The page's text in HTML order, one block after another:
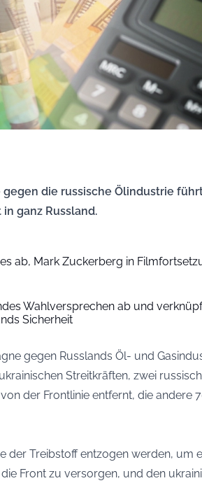
die russische Ölindustrie
ganz Russland.
ab, Mark Zuckerberg in
Wahlversprechen ab und
Sicherheit
gegen Russlands Öl- und
Streitkräften, zwei
der Frontlinie entfernt, die andere
der Treibstoff entzogen werden, um
Front zu versorgen, und den